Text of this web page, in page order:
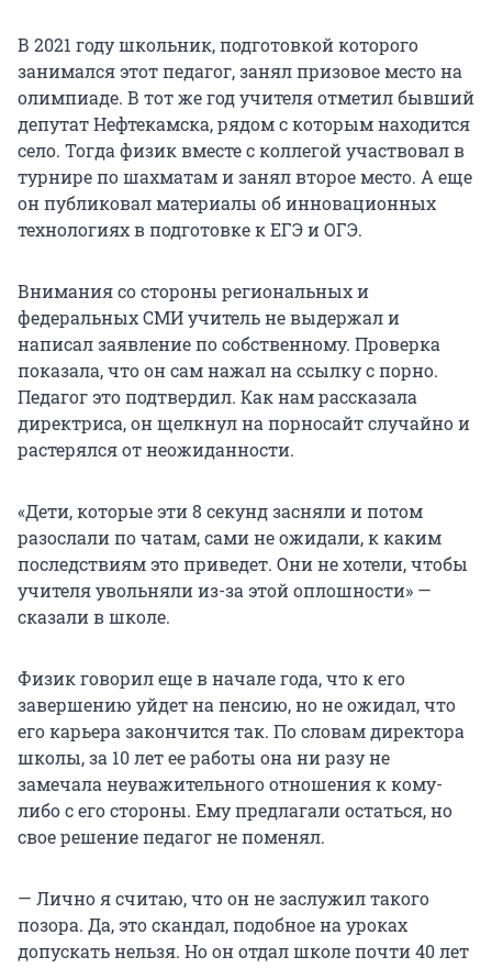
В 2021 году школьник, подготовкой которого
занимался этот педагог, занял призовое место на
олимпиаде. В тот же год учителя отметил бывший
депутат Нефтекамска, рядом с которым находится
село. Тогда физик вместе с коллегой участвовал в
турнире по шахматам и занял второе место. А еще
он публиковал материалы об инновационных
технологиях в подготовке к ЕГЭ и ОГЭ.
Внимания со стороны региональных и
федеральных СМИ учитель не выдержал и
написал заявление по собственному. Проверка
показала, что он сам нажал на ссылку с порно.
Педагог это подтвердил. Как нам рассказала
директриса, он щелкнул на порносайт случайно и
растерялся от неожиданности.
«Дети, которые эти 8 секунд засняли и потом
разослали по чатам, сами не ожидали, к каким
последствиям это приведет. Они не хотели, чтобы
учителя увольняли из-за этой оплошности» —
сказали в школе.
Физик говорил еще в начале года, что к его
завершению уйдет на пенсию, но не ожидал, что
его карьера закончится так. По словам директора
школы, за 10 лет ее работы она ни разу не
замечала неуважительного отношения к кому-
либо с его стороны. Ему предлагали остаться, но
свое решение педагог не поменял.
— Лично я считаю, что он не заслужил такого
позора. Да, это скандал, подобное на уроках
допускать нельзя. Но он отдал школе почти 40 лет